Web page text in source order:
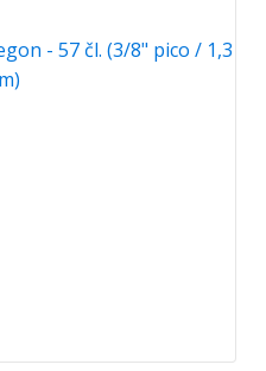
- 57 čl. (3/8" pico / 1,3